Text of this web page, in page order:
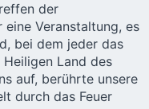
der
eine Veranstaltung, es
bei dem jeder das
Land des
auf, berührte unsere
durch das Feuer